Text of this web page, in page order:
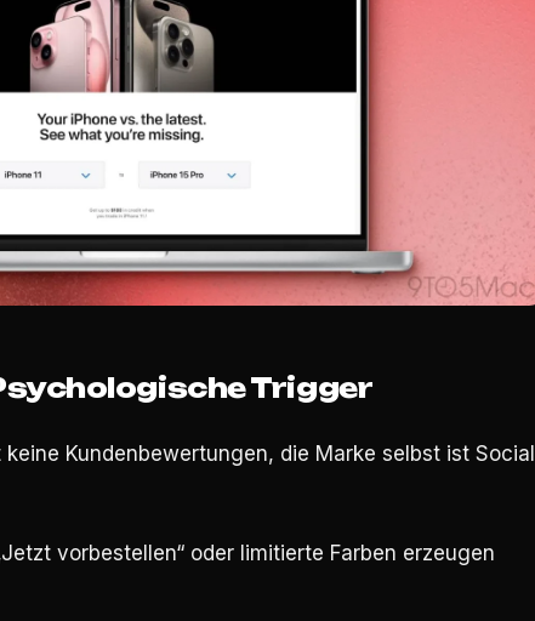
Trigger
keine Kundenbewertungen, die Marke selbst ist Social
vorbestellen“ oder limitierte Farben erzeugen